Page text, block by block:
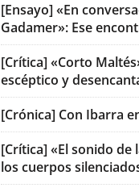
[Ensayo] «En
Gadamer»: Ese
[Crítica] «Corto
escéptico y
[Crónica] Con Ibarra
[Crítica] «El sonido de
los cuerpos